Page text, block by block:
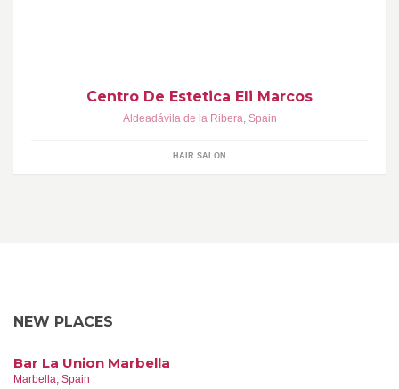
Centro De Estetica Eli Marcos
Aldeadávila de la Ribera, Spain
HAIR SALON
NEW PLACES
Bar La Union Marbella
Marbella, Spain